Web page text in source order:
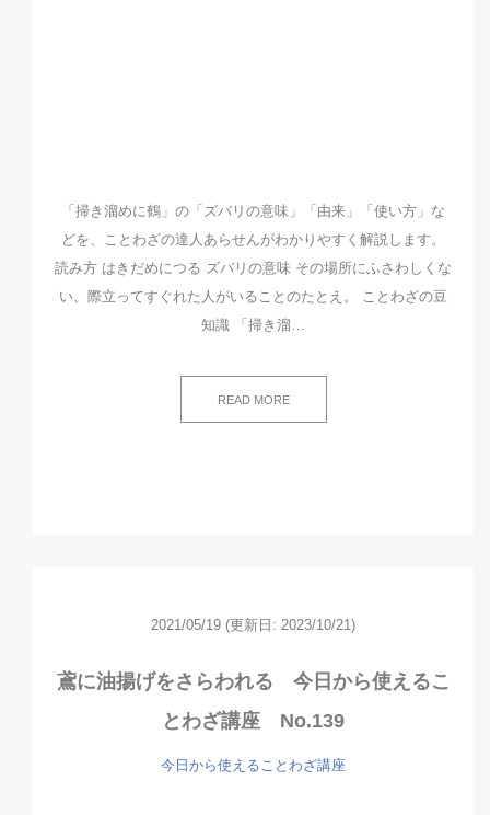
「掃き溜めに鶴」の「ズバリの意味」「由来」「使い方」な
どを、ことわざの達人あらせんがわかりやすく解説します。
読み方 はきだめにつる ズバリの意味 その場所にふさわしくな
い、際立ってすぐれた人がいることのたとえ。 ことわざの豆
知識 「掃き溜…
READ MORE
2021/05/19 (更新日: 2023/10/21)
鳶に油揚げをさらわれる 今日から使えるこ
とわざ講座 No.139
今日から使えることわざ講座